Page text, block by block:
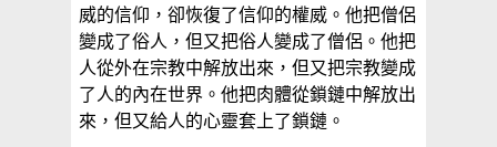
威的信仰，卻恢復了信仰的權威。他把僧侶
變成了俗人，但又把俗人變成了僧侶。他把
人從外在宗教中解放出來，但又把宗教變成
了人的內在世界。他把肉體從鎖鏈中解放出
來，但又給人的心靈套上了鎖鏈。